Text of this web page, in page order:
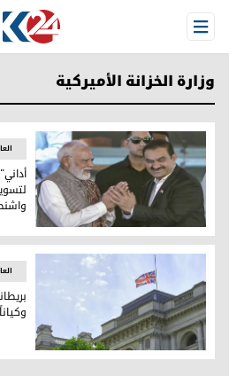
Open Menu
وزارة الخزانة الأميركية
الملياردير غوتام أداني ورئيس
بريطانيا تفرض عقوبات على 12 فرداً وكياناً على صلة بإيران